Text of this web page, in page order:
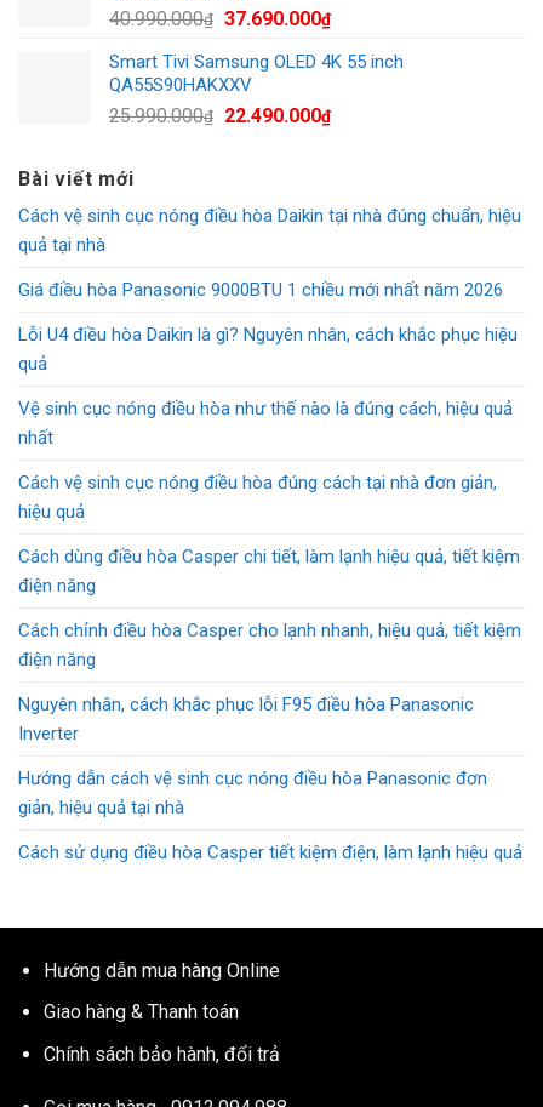
40.990.000₫ Giá
là:
40.990.000₫.
37.690.000₫Giá
tại
37.690.000₫.
Smart Tivi Samsung OLED 4K 55 inch
QA55S90HAKXXV
25.990.000₫
Giá
22.490.000₫Giá
22.490.000₫.
Bài viết mới
Cách vệ sinh cục nóng điều hòa Daikin tại nhà đúng chuẩn, hiệu
quả tại nhà
Giá điều hòa Panasonic 9000BTU 1 chiều mới nhất năm 2026
Lỗi U4 điều hòa Daikin là gì? Nguyên nhân, cách khắc phục hiệu
quả
Vệ sinh cục nóng điều hòa như thế nào là đúng cách, hiệu quả
nhất
Cách vệ sinh cục nóng điều hòa đúng cách tại nhà đơn giản,
hiệu quả
Cách dùng điều hòa Casper chi tiết, làm lạnh hiệu quả, tiết kiệm
điện năng
Cách chỉnh điều hòa Casper cho lạnh nhanh, hiệu quả, tiết kiệm
điện năng
Nguyên nhân, cách khắc phục lỗi F95 điều hòa Panasonic
Inverter
Hướng dẫn cách vệ sinh cục nóng điều hòa Panasonic đơn
giản, hiệu quả tại nhà
Cách sử dụng điều hòa Casper tiết kiệm điện, làm lạnh hiệu quả
Hướng dẫn mua hàng Online
Giao hàng & Thanh toán
Chính sách bảo hành, đổi trả